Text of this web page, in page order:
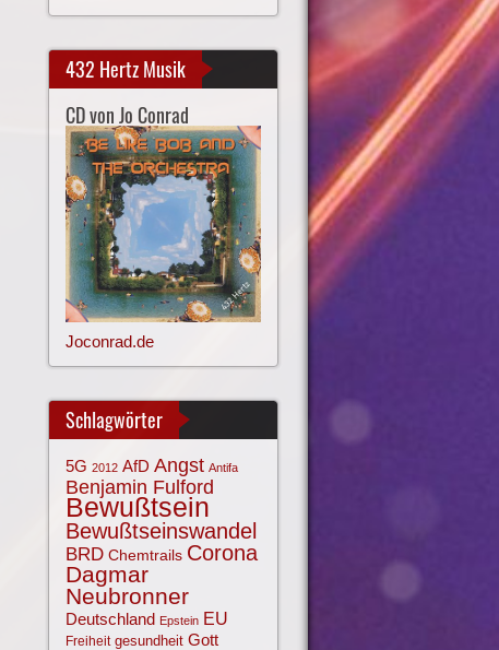
432 Hertz Musik
CD von Jo Conrad
Joconrad.de
Schlagwörter
5G 2012 AfD Angst Antifa
Benjamin Fulford
Bewußtsein
Bewußtseinswandel
BRD Chemtrails Corona
Dagmar
Neubronner
Deutschland Epstein EU
Freiheit gesundheit Gott